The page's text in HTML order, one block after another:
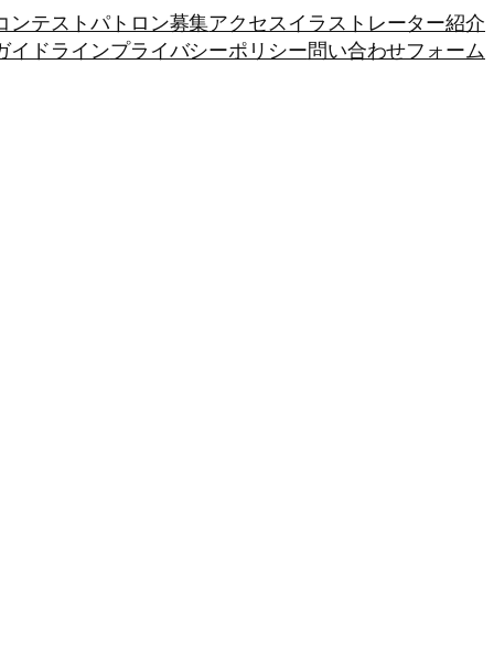
ンテストパトロン募集アクセスイラストレーター紹介
イドラインプライバシーポリシー問い合わせフォーム